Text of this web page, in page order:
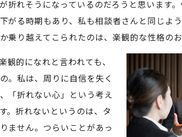
折れそうになっているのだろうと思います
がる時期もあり、私も相談者さんと同じよ
乗り越えてこられたのは、楽観的な性格の
観的になれと言われても、
。私は、周りに自信を失く
「折れない心」という考え
。折れないというのは、タ
ません。つらいことがあっ